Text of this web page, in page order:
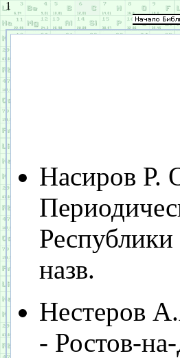
1
Насиров Р.
назв.
Нестеров
- Ростов-